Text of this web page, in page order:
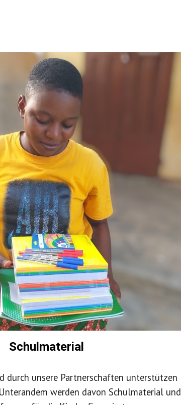
Schulmaterial
durch unsere Partnerschaften unterstützen
werden davon Schulmaterial und